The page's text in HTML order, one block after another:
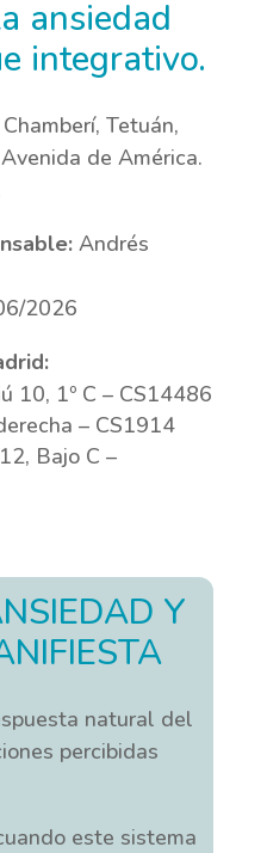
ansiedad
integrativo.
Tetuán,
de América.
Andrés
2026
10, 1º C – CS14486
– CS1914
Bajo C –
Y
natural del
percibidas
este sistema